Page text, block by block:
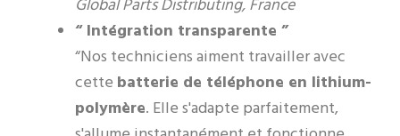
Global Parts Distributing, France
“ Intégration transparente ”
“Nos techniciens aiment travailler avec
cette batterie de téléphone en lithium-
polymère. Elle s'adapte parfaitement,